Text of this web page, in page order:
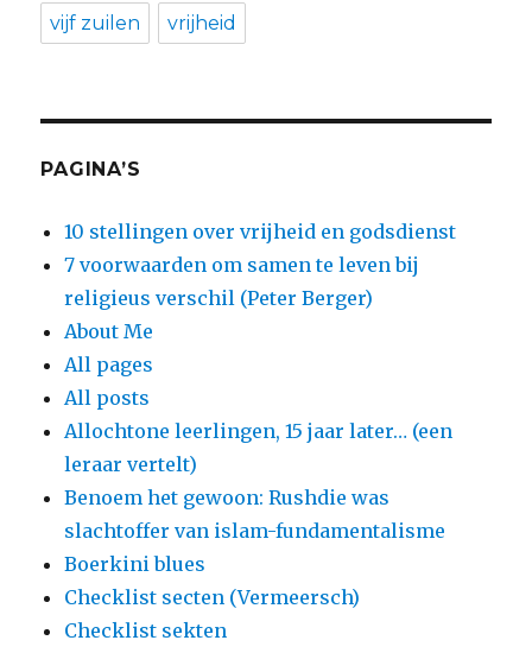
vijf zuilen vrijheid
PAGINA’S
10 stellingen over vrijheid en godsdienst
7 voorwaarden om samen te leven bij
religieus verschil (Peter Berger)
About Me
All pages
All posts
Allochtone leerlingen, 15 jaar later… (een
leraar vertelt)
Benoem het gewoon: Rushdie was
slachtoffer van islam-fundamentalisme
Boerkini blues
Checklist secten (Vermeersch)
Checklist sekten